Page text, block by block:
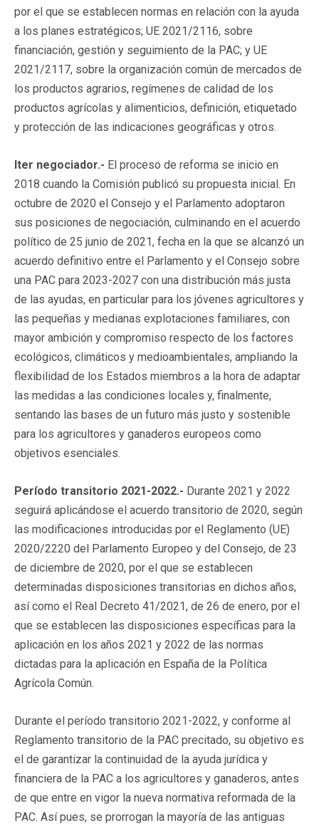
por el que se establecen normas en relación con la ayuda
a los planes estratégicos; UE 2021/2116, sobre
financiación, gestión y seguimiento de la PAC; y UE
2021/2117, sobre la organización común de mercados de
los productos agrarios, regímenes de calidad de los
productos agrícolas y alimenticios, definición, etiquetado
y protección de las indicaciones geográficas y otros.
Iter negociador.- El proceso de reforma se inicio en
2018 cuando la Comisión publicó su propuesta inicial. En
octubre de 2020 el Consejo y el Parlamento adoptaron
sus posiciones de negociación, culminando en el acuerdo
político de 25 junio de 2021, fecha en la que se alcanzó un
acuerdo definitivo entre el Parlamento y el Consejo sobre
una PAC para 2023-2027 con una distribución más justa
de las ayudas, en particular para los jóvenes agricultores y
las pequeñas y medianas explotaciones familiares, con
mayor ambición y compromiso respecto de los factores
ecológicos, climáticos y medioambientales, ampliando la
flexibilidad de los Estados miembros a la hora de adaptar
las medidas a las condiciones locales y, finalmente,
sentando las bases de un futuro más justo y sostenible
para los agricultores y ganaderos europeos como
objetivos esenciales.
Período transitorio 2021-2022.- Durante 2021 y 2022
seguirá aplicándose el acuerdo transitorio de 2020, según
las modificaciones introducidas por el Reglamento (UE)
2020/2220 del Parlamento Europeo y del Consejo, de 23
de diciembre de 2020, por el que se establecen
determinadas disposiciones transitorias en dichos años,
así como el Real Decreto 41/2021, de 26 de enero, por el
que se establecen las disposiciones específicas para la
aplicación en los años 2021 y 2022 de las normas
dictadas para la aplicación en España de la Política
Agrícola Común.
Durante el período transitorio 2021-2022, y conforme al
Reglamento transitorio de la PAC precitado, su objetivo es
el de garantizar la continuidad de la ayuda jurídica y
financiera de la PAC a los agricultores y ganaderos, antes
de que entre en vigor la nueva normativa reformada de la
PAC. Así pues, se prorrogan la mayoría de las antiguas